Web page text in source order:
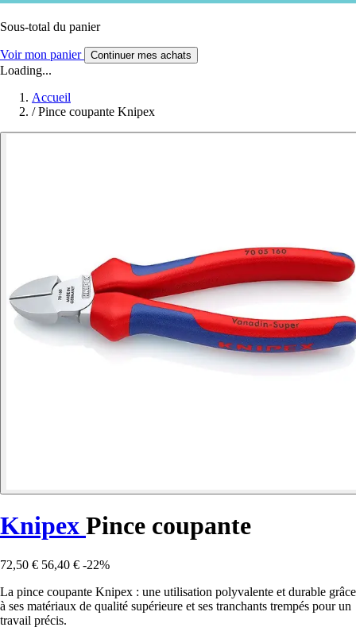
Sous-total du panier
Voir mon panier Continuer mes achats
Loading...
Accueil
/ Pince coupante Knipex
Knipex Pince coupante
72,50 € 56,40 € -22%
La pince coupante Knipex : une utilisation polyvalente et durable grâce
à ses matériaux de qualité supérieure et ses tranchants trempés pour un
travail précis.